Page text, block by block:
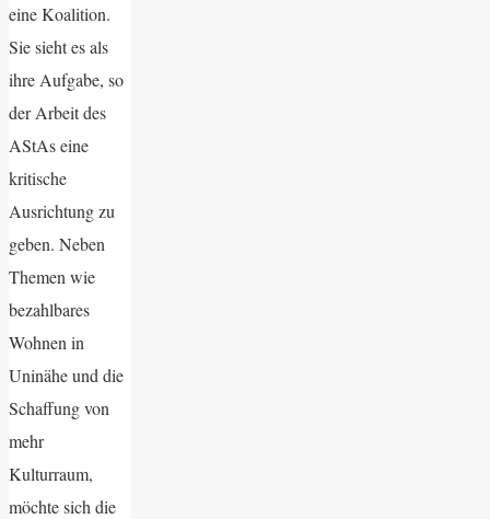
eine Koalition.
Sie sieht es als
ihre Aufgabe, so
der Arbeit des
AStAs eine
kritische
Ausrichtung zu
geben. Neben
Themen wie
bezahlbares
Wohnen in
Uninähe und die
Schaffung von
mehr
Kulturraum,
möchte sich die